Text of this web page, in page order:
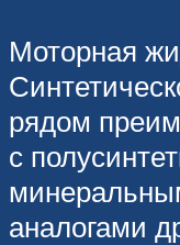
Моторная
рядом
с
аналогами